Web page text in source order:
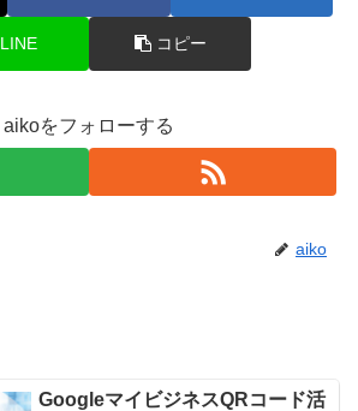
LINE コピー
aikoをフォローする
aiko
GoogleマイビジネスQRコード活